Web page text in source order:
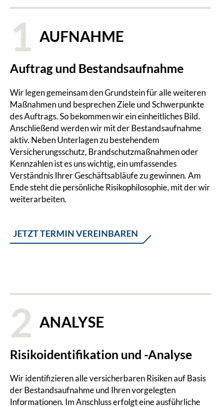
AUFNAHME
1
Auftrag und Bestandsaufnahme
Wir legen gemeinsam den Grundstein für alle weiteren
Maßnahmen und besprechen Ziele und Schwerpunkte
des Auftrags. So bekommen wir ein einheitliches Bild.
Anschließend werden wir mit der Bestandsaufnahme
aktiv. Neben Unterlagen zu bestehendem
Versicherungsschutz, Brandschutzmaßnahmen oder
Kennzahlen ist es uns wichtig, ein umfassendes
Verständnis Ihrer Geschäftsabläufe zu gewinnen. Am
Ende steht die persönliche Risikophilosophie, mit der wir
weiterarbeiten.
JETZT TERMIN VEREINBAREN
ANALYSE
2
Risikoidentifikation und -Analyse
Wir identifizieren alle versicherbaren Risiken auf Basis
der Bestandsaufnahme und Ihren vorgelegten
Informationen. Im Anschluss erfolgt eine ausführliche